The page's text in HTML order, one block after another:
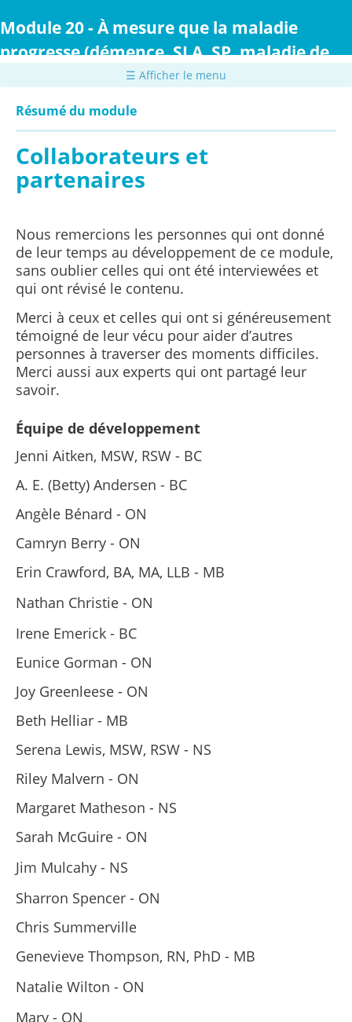
au
principal
Module 20 - À mesure que la maladie
progresse (démence, SLA, SP, maladie de
Parkinson ou maladie de Huntington)
☰ Afficher le menu
Résumé du module
Collaborateurs et
partenaires
Nous remercions les personnes qui ont donné
de leur temps au développement de ce module,
sans oublier celles qui ont été interviewées et
qui ont révisé le contenu.
Merci à ceux et celles qui ont si généreusement
témoigné de leur vécu pour aider d’autres
personnes à traverser des moments difficiles.
Merci aussi aux experts qui ont partagé leur
savoir.
Équipe de développement
Jenni Aitken, MSW, RSW - BC
A. E. (Betty) Andersen - BC
Angèle Bénard - ON
Camryn Berry - ON
Erin Crawford, BA, MA, LLB - MB
Nathan Christie - ON
Irene Emerick - BC
Eunice Gorman - ON
Joy Greenleese - ON
Beth Helliar - MB
Serena Lewis, MSW, RSW - NS
Riley Malvern - ON
Margaret Matheson - NS
Sarah McGuire - ON
Jim Mulcahy - NS
Sharron Spencer - ON
Chris Summerville
Genevieve Thompson, RN, PhD - MB
Natalie Wilton - ON
Mary - ON